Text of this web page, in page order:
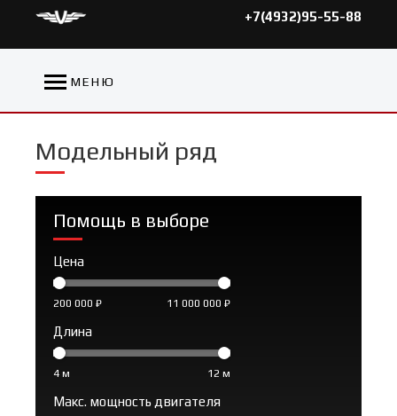
+7(4932)95-55-88
МЕНЮ
Модельный ряд
Помощь в выборе
Цена
200 000 ₽ 11 000 000 ₽
Длина
4 м 12 м
Макс. мощность двигателя